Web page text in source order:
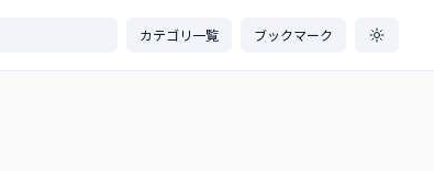
カテゴリ一覧 ブックマーク